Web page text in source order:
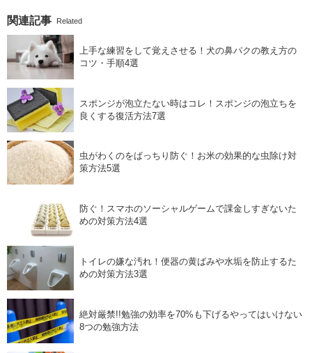
関連記事 Related
上手な練習をして覚えさせる！犬の鼻パクの教え方の
コツ・手順4選
スポンジが泡立たない時はコレ！スポンジの泡立ちを
良くする復活方法7選
虫がわくのをばっちり防ぐ！お米の効果的な虫除け対
策方法5選
防ぐ！スマホのソーシャルゲームで課金しすぎないた
めの対策方法4選
トイレの嫌な汚れ！便器の黄ばみや水垢を防止するた
めの対策方法3選
絶対厳禁!!勉強の効率を70%も下げるやってはいけない
8つの勉強方法